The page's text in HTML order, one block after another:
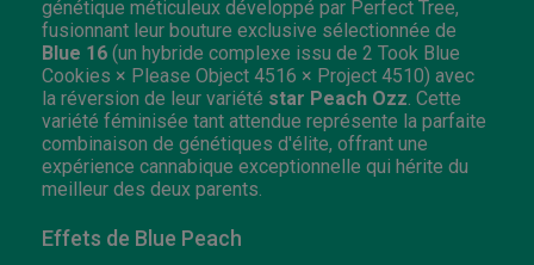
génétique méticuleux développé par Perfect Tree,
fusionnant leur bouture exclusive sélectionnée de
Blue 16 (un hybride complexe issu de 2 Took Blue
Cookies × Please Object 4516 × Project 4510) avec
la réversion de leur variété star Peach Ozz . Cette
variété féminisée tant attendue représente la parfaite
combinaison de génétiques d'élite, offrant une
expérience cannabique exceptionnelle qui hérite du
meilleur des deux parents.
Effets de Blue Peach